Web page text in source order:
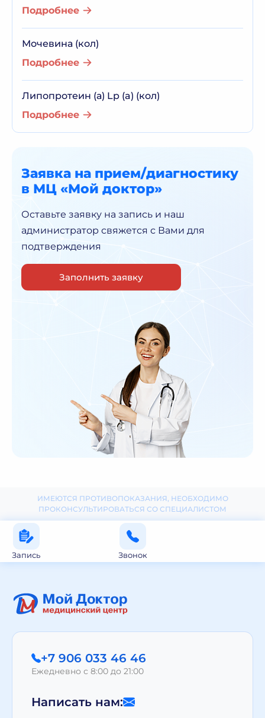
Подробнее
Мочевина (кол)
Подробнее
Липопротеин (а) Lp (a) (кол)
Подробнее
Заявка на прием/диагностику
в МЦ «Мой доктор»
Оставьте заявку на запись и наш
администратор свяжется с Вами для
подтверждения
Заполнить заявку
ИМЕЮТСЯ ПРОТИВОПОКАЗАНИЯ, НЕОБХОДИМО
ПРОКОНСУЛЬТИРОВАТЬСЯ СО СПЕЦИАЛИСТОМ
Запись Звонок
+7 906 033 46 46
Ежедневно с 8:00 до 21:00
Написать нам: